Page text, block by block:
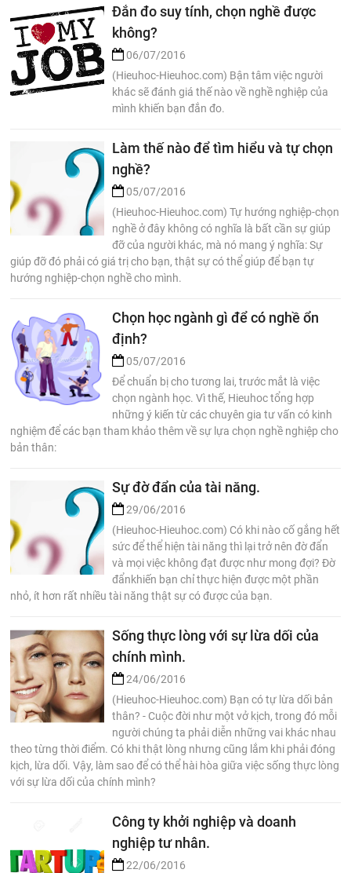
Đắn đo suy tính, chọn nghề được
không?
06/07/2016
(Hieuhoc-Hieuhoc.com) Bận tâm việc người
khác sẽ đánh giá thế nào về nghề nghiệp của
mình khiến bạn đắn đo.
Làm thế nào để tìm hiểu và tự chọn
nghề?
05/07/2016
(Hieuhoc-Hieuhoc.com) Tự hướng nghiệp-chọn
nghề ở đây không có nghĩa là bất cần sự giúp
đỡ của người khác, mà nó mang ý nghĩa: Sự
giúp đỡ đó phải có giá trị cho bạn, thật sự có thể giúp để bạn tự
hướng nghiệp-chọn nghề cho mình.
Chọn học ngành gì để có nghề ổn
định?
05/07/2016
Để chuẩn bị cho tương lai, trước mắt là việc
chọn ngành học. Vì thế, Hieuhoc tổng hợp
những ý kiến từ các chuyên gia tư vấn có kinh
nghiệm để các bạn tham khảo thêm về sự lựa chọn nghề nghiệp cho
bản thân:
Sự đờ đẩn của tài năng.
29/06/2016
(Hieuhoc-Hieuhoc.com) Có khi nào cố gắng hết
sức để thể hiện tài năng thì lại trở nên đờ đẩn
và mọi việc không đạt được như mong đợi? Đờ
đẩnkhiến bạn chỉ thực hiện được một phần
nhỏ, ít hơn rất nhiều tài năng thật sự có được của bạn.
Sống thực lòng với sự lừa dối của
chính mình.
24/06/2016
(Hieuhoc-Hieuhoc.com) Bạn có tự lừa dối bản
thân? - Cuộc đời như một vở kịch, trong đó mỗi
người chúng ta phải diễn những vai khác nhau
theo từng thời điểm. Có khi thật lòng nhưng cũng lắm khi phải đóng
kịch, lừa dối. Vậy, làm sao để có thể hài hòa giữa việc sống thực lòng
với sự lừa dối của chính mình?
Công ty khởi nghiệp và doanh
nghiệp tư nhân.
22/06/2016